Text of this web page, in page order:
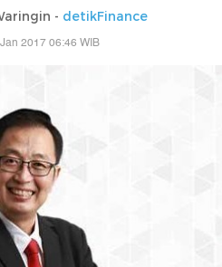
- detikFinance
2017 06:46 WIB